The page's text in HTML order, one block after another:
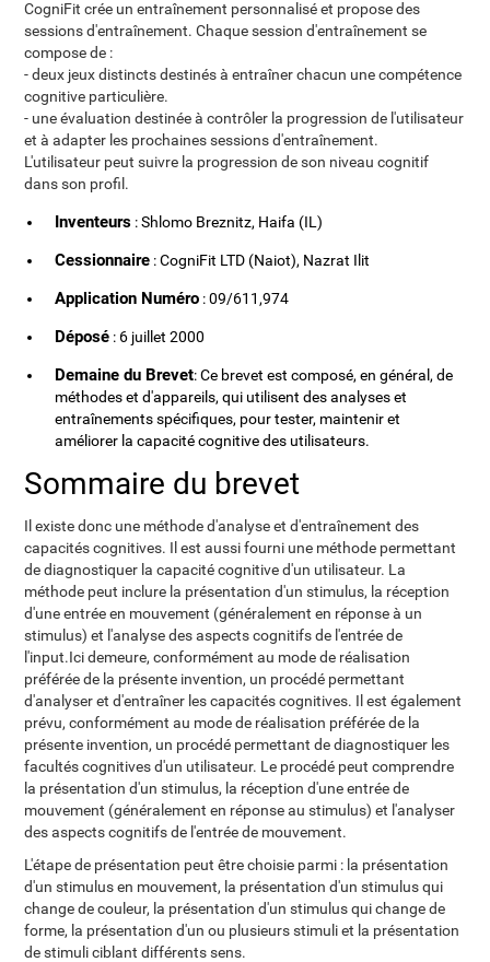
CogniFit crée un entraînement personnalisé et propose des
sessions d'entraînement. Chaque session d'entraînement se
compose de :
- deux jeux distincts destinés à entraîner chacun une compétence
cognitive particulière.
- une évaluation destinée à contrôler la progression de l'utilisateur
et à adapter les prochaines sessions d'entraînement.
L'utilisateur peut suivre la progression de son niveau cognitif
dans son profil.
Inventeurs : Shlomo Breznitz, Haifa (IL)
Cessionnaire : CogniFit LTD (Naiot), Nazrat Ilit
Application Numéro : 09/611,974
Déposé : 6 juillet 2000
Demaine du Brevet: Ce brevet est composé, en général, de
méthodes et d'appareils, qui utilisent des analyses et
entraînements spécifiques, pour tester, maintenir et
améliorer la capacité cognitive des utilisateurs.
Sommaire du brevet
Il existe donc une méthode d'analyse et d'entraînement des
capacités cognitives. Il est aussi fourni une méthode permettant
de diagnostiquer la capacité cognitive d'un utilisateur. La
méthode peut inclure la présentation d'un stimulus, la réception
d'une entrée en mouvement (généralement en réponse à un
stimulus) et l'analyse des aspects cognitifs de l'entrée de
l'input.Ici demeure, conformément au mode de réalisation
préférée de la présente invention, un procédé permettant
d'analyser et d'entraîner les capacités cognitives. Il est également
prévu, conformément au mode de réalisation préférée de la
présente invention, un procédé permettant de diagnostiquer les
facultés cognitives d'un utilisateur. Le procédé peut comprendre
la présentation d'un stimulus, la réception d'une entrée de
mouvement (généralement en réponse au stimulus) et l'analyser
des aspects cognitifs de l'entrée de mouvement.
L'étape de présentation peut être choisie parmi : la présentation
d'un stimulus en mouvement, la présentation d'un stimulus qui
change de couleur, la présentation d'un stimulus qui change de
forme, la présentation d'un ou plusieurs stimuli et la présentation
de stimuli ciblant différents sens.